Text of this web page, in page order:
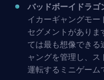
バッドボーイドラゴ
イカーギャングモー
セグメントがありま
ては最も想像でき
ャングを管理し、
運転するミニゲーム